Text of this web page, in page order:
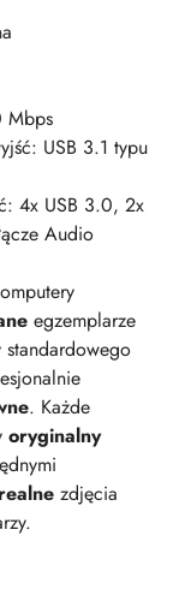
Mbps
USB 3.1 typu
4x USB 3.0, 2x
Audio
egzemplarze
. Każde
oryginalny
realne zdjęcia